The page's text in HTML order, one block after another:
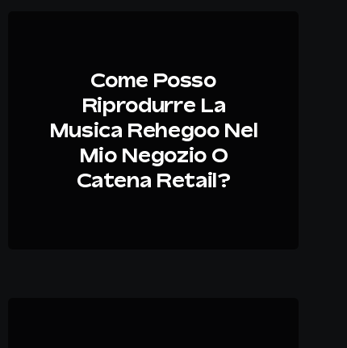
Come Posso
Riprodurre La
Musica Rehegoo Nel
Mio Negozio O
Catena Retail?